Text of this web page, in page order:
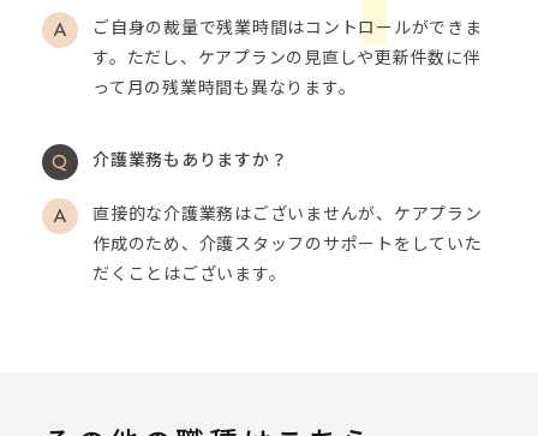
ご自身の裁量で残業時間はコントロールができま
す。ただし、ケアプランの見直しや更新件数に伴
って月の残業時間も異なります。
介護業務もありますか？
直接的な介護業務はございませんが、ケアプラン
作成のため、介護スタッフのサポートをしていた
だくことはございます。